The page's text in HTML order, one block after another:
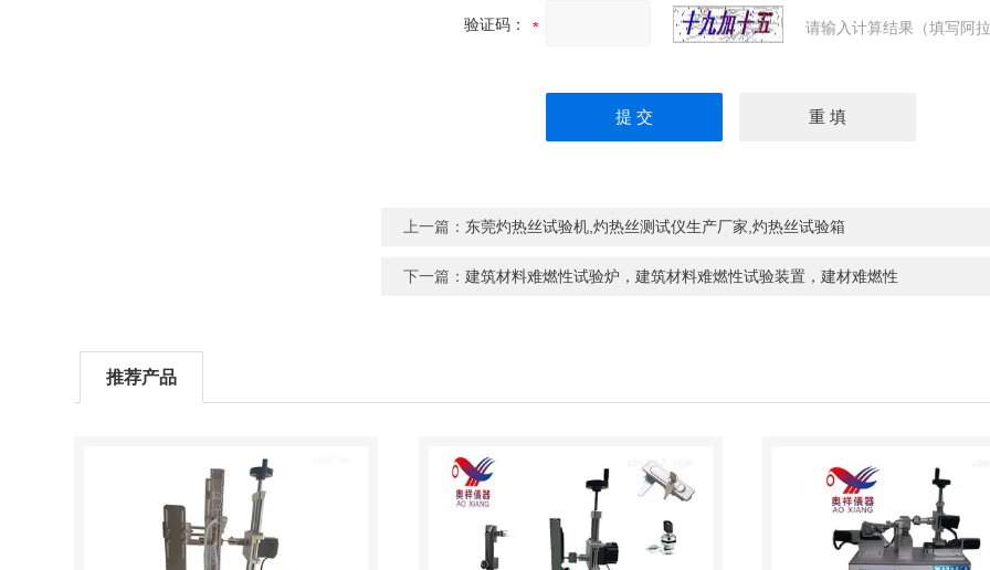
验证码： 请输入计算结果（填写阿
上一篇： 东莞灼热丝试验机,灼热丝测试仪生产厂家,灼热丝试验箱
下一篇：建筑材料难燃性试验炉，建筑材料难燃性试验装置，建材难燃性
推荐产品